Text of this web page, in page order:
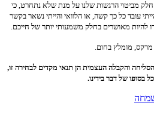
הרגשות שלנו על מנת שלא נתחרט, כי
כך קשה, או הלוואי והייתי נשאר בקשר
בחלק משמעותי יותר של חייכם.
בחום.
העצמית הן תנאי מקדים לבחירה זו,
בידינו.